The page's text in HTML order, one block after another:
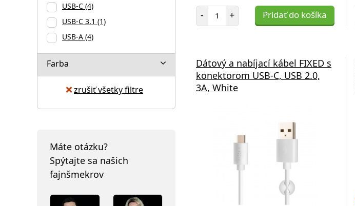
USB-C (4)
USB-C 3.1 (1)
USB-A (4)
Farba
zrušiť všetky filtre
Máte otázku?
Spýtajte sa našich
fajnšmekrov
- Počet položiek
+ Pridať do košíka
Dátový a nabíjací kábel FIXED s
konektorom USB-C, USB 2.0,
3A, White